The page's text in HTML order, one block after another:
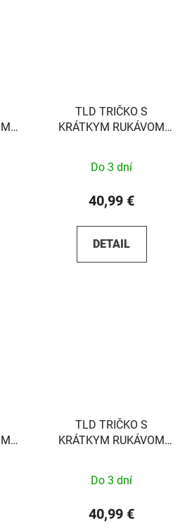
TLD TRIČKO S
KRÁTKYM RUKÁVOM
Do 3 dní
40,99 €
DETAIL
TLD TRIČKO S
KRÁTKYM RUKÁVOM
Do 3 dní
40,99 €